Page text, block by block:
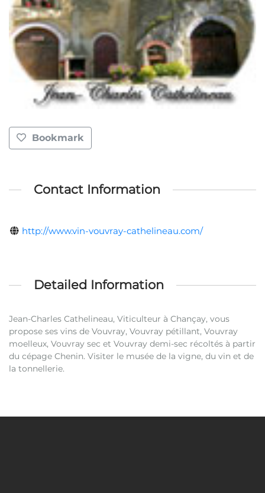
Bookmark
Contact Information
http://www.vin-vouvray-cathelineau.com/
Detailed Information
Jean-Charles Cathelineau, Viticulteur à Chançay, vous
propose ses vins de Vouvray, Vouvray pétillant, Vouvray
moelleux, Vouvray sec et Vouvray demi-sec récoltés à partir
du cépage Chenin. Visiter le musée de la vigne, du vin et de
la tonnellerie.